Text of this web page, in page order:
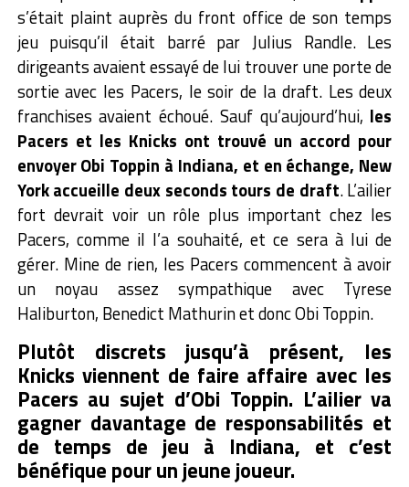
s’était plaint auprès du front office de son temps
jeu puisqu’il était barré par Julius Randle. Les
dirigeants avaient essayé de lui trouver une porte de
sortie avec les Pacers, le soir de la draft. Les deux
franchises avaient échoué. Sauf qu’aujourd’hui, les
Pacers et les Knicks ont trouvé un accord pour
envoyer Obi Toppin à Indiana, et en échange, New
York accueille deux seconds tours de draft. L’ailier
fort devrait voir un rôle plus important chez les
Pacers, comme il l’a souhaité, et ce sera à lui de
gérer. Mine de rien, les Pacers commencent à avoir
un noyau assez sympathique avec Tyrese
Haliburton, Benedict Mathurin et donc Obi Toppin.
Plutôt discrets jusqu’à présent, les
Knicks viennent de faire affaire avec les
Pacers au sujet d’Obi Toppin. L’ailier va
gagner davantage de responsabilités et
de temps de jeu à Indiana, et c’est
bénéfique pour un jeune joueur.